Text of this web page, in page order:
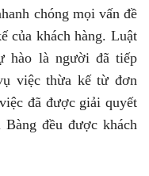
chóng mọi vấn đề
của khách hàng. Luật
hào là người đã tiếp
việc thừa kế từ đơn
đã được giải quyết
đều được khách